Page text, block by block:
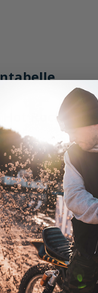
Rock
für echte
ein angenehm
Dir höchsten
pur mit Stretch-
als Air-Vent
und Ellbogen,
aus hochwertigem